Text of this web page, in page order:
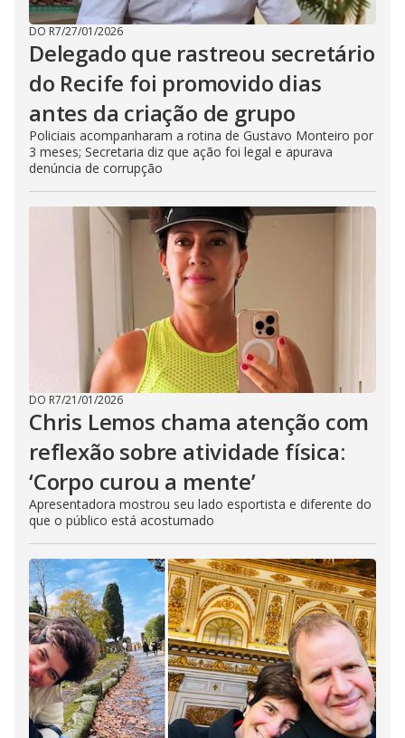
DO R7/27/01/2026
Delegado que rastreou secretário
do Recife foi promovido dias
antes da criação de grupo
Policiais acompanharam a rotina de Gustavo Monteiro por
3 meses; Secretaria diz que ação foi legal e apurava
denúncia de corrupção
DO R7/21/01/2026
Chris Lemos chama atenção com
reflexão sobre atividade física:
‘Corpo curou a mente’
Apresentadora mostrou seu lado esportista e diferente do
que o público está acostumado